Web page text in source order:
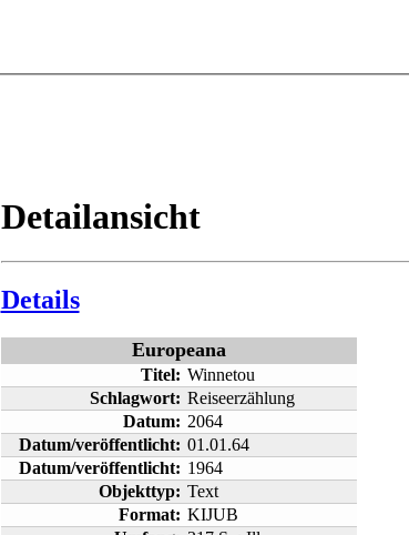
Detailansicht
Details
Europeana
Titel: Winnetou
Schlagwort: Reiseerzählung
Datum: 2064
Datum/veröffentlicht: 01.01.64
Datum/veröffentlicht: 1964
Objekttyp: Text
Format: KIJUB